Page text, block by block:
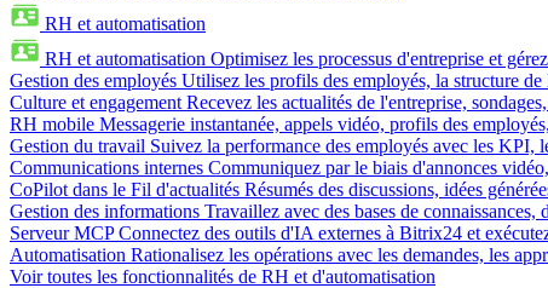
RH et automatisation
RH et automatisation Optimisez les processus d'entreprise et
Gestion des employés Utilisez les profils des employés, la structure
Culture et engagement Recevez les actualités de l'entreprise,
RH mobile Messagerie instantanée, appels vidéo, profils des
Gestion du travail Suivez la performance des employés avec les KPI,
Communications internes Communiquez par le biais d'annonces
CoPilot dans le Fil d'actualités Résumés des discussions, idées
Gestion des informations Travaillez avec des bases de
Serveur MCP Connectez des outils d'IA externes à Bitrix24 et
Automatisation Rationalisez les opérations avec les demandes, les
Voir toutes les fonctionnalités de RH et d'automatisation